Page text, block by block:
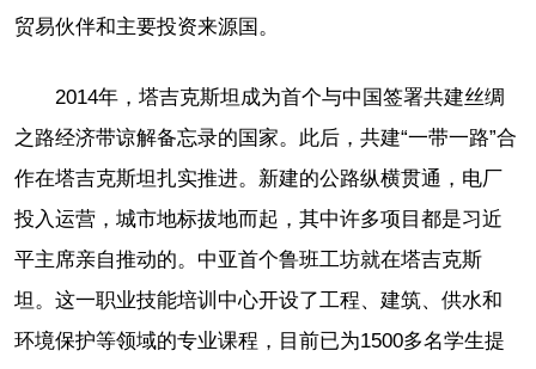
贸易伙伴和主要投资来源国。
2014年，塔吉克斯坦成为首个与中国签署共建丝绸
之路经济带谅解备忘录的国家。此后，共建“一带一路”合
作在塔吉克斯坦扎实推进。新建的公路纵横贯通，电厂
投入运营，城市地标拔地而起，其中许多项目都是习近
平主席亲自推动的。中亚首个鲁班工坊就在塔吉克斯
坦。这一职业技能培训中心开设了工程、建筑、供水和
环境保护等领域的专业课程，目前已为1500多名学生提